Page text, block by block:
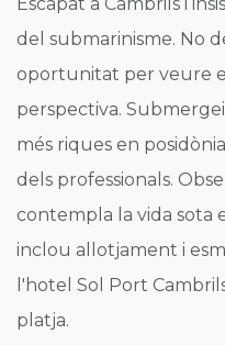
del submarinisme. No
oportunitat per veure
perspectiva.
més riques en
dels professionals.
contempla la vida sota
inclou allotjament i
l'hotel Sol Port
platja.